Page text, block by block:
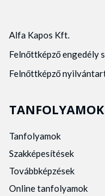
Alfa Kapos Kft.
Felnőttképző engedély
Felnőttképző
TANFOLYAMOK
Tanfolyamok
Szakképesítések
Továbbképzések
Online tanfolyamok